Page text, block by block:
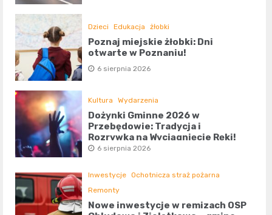
Dzieci Edukacja żłobki
Poznaj miejskie żłobki: Dni
otwarte w Poznaniu!
6 sierpnia 2026
Kultura Wydarzenia
Dożynki Gminne 2026 w
Przebędowie: Tradycja i
Rozrywka na Wyciągnięcie Ręki!
6 sierpnia 2026
Inwestycje Ochotnicza straż pożarna
Remonty
Nowe inwestycje w remizach OSP